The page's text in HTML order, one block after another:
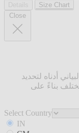
Size Chart
Close
أدناه لتحديد
بناءً على
Select Country
IN